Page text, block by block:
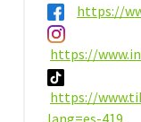
https://
https://
https://
lang=es-419